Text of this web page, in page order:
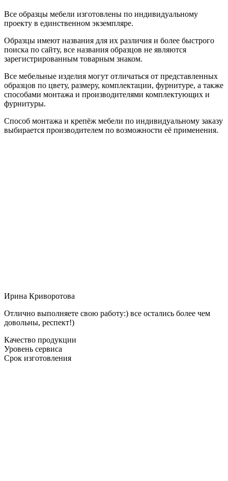
Все образцы мебели изготовлены по индивидуальному
проекту в единственном экземпляре.
Образцы имеют названия для их различия и более быстрого
поиска по сайту, все названия образцов не являются
зарегистрированным товарным знаком.
Все мебельные изделия могут отличаться от представленных
образцов по цвету, размеру, комплектации, фурнитуре, а также
способами монтажа и производителями комплектующих и
фурнитуры.
Способ монтажа и крепёж мебели по индивидуальному заказу
выбирается производителем по возможности её применения.
Ирина Криворотова
Отлично выполняете свою работу:) все остались более чем
довольны, респект!)
Качество продукции
Уровень сервиса
Срок изготовления